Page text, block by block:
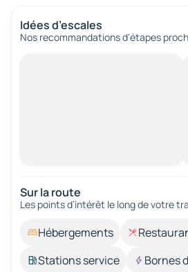
Idées d’escales
Nos recommandations d'étapes
Sur la route
Les points d’intérêt le long de votre
Hébergements
Stations service
Bornes